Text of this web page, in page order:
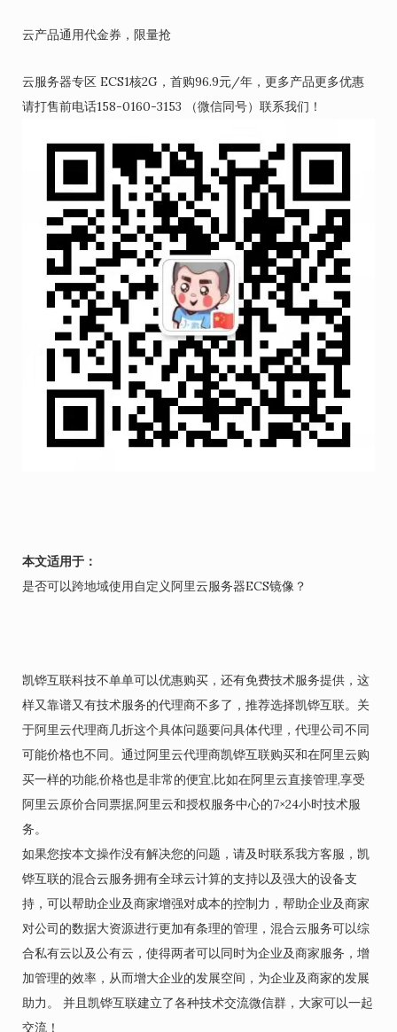
云产品通用代金券，限量抢
云服务器专区 ECS1核2G，首购96.9元/年，更多产品更多优惠
请打售前电话158-0160-3153 （微信同号）联系我们！
本文适用于：
是否可以跨地域使用自定义阿里云服务器ECS镜像？
凯铧互联科技不单单可以优惠购买，还有免费技术服务提供，这
样又靠谱又有技术服务的代理商不多了，推荐选择凯铧互联。关
于阿里云代理商几折这个具体问题要问具体代理，代理公司不同
可能价格也不同。通过阿里云代理商凯铧互联购买和在阿里云购
买一样的功能,价格也是非常的便宜,比如在阿里云直接管理,享受
阿里云原价合同票据,阿里云和授权服务中心的7×24小时技术服
务。
如果您按本文操作没有解决您的问题，请及时联系我方客服，凯
铧互联的混合云服务拥有全球云计算的支持以及强大的设备支
持，可以帮助企业及商家增强对成本的控制力，帮助企业及商家
对公司的数据大资源进行更加有条理的管理，混合云服务可以综
合私有云以及公有云，使得两者可以同时为企业及商家服务，增
加管理的效率，从而增大企业的发展空间，为企业及商家的发展
助力。 并且凯铧互联建立了各种技术交流微信群，大家可以一起
交流！